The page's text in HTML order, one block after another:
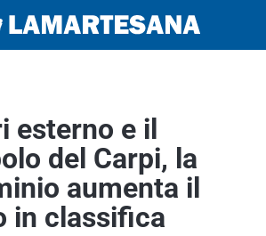
esterno e il
del Carpi, la
aumenta il
in classifica